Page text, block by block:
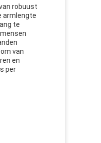
robuust
armlengte
te
van
en
per